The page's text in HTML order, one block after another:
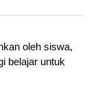
oleh siswa,
belajar untuk